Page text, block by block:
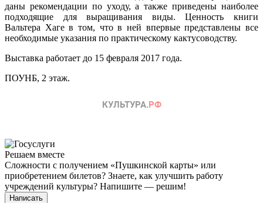
даны рекомендации по уходу, а также приведены наиболее
подходящие для выращивания виды. Ценность книги
Вальтера Хаге в том, что в ней впервые представлены все
необходимые указания по практическому кактусоводству.
Выставка работает до 15 февраля 2017 года.
ПОУНБ, 2 этаж.
Решаем вместе
Сложности с получением «Пушкинской карты» или
приобретением билетов? Знаете, как улучшить работу
учреждений культуры? Напишите — решим!
Написать